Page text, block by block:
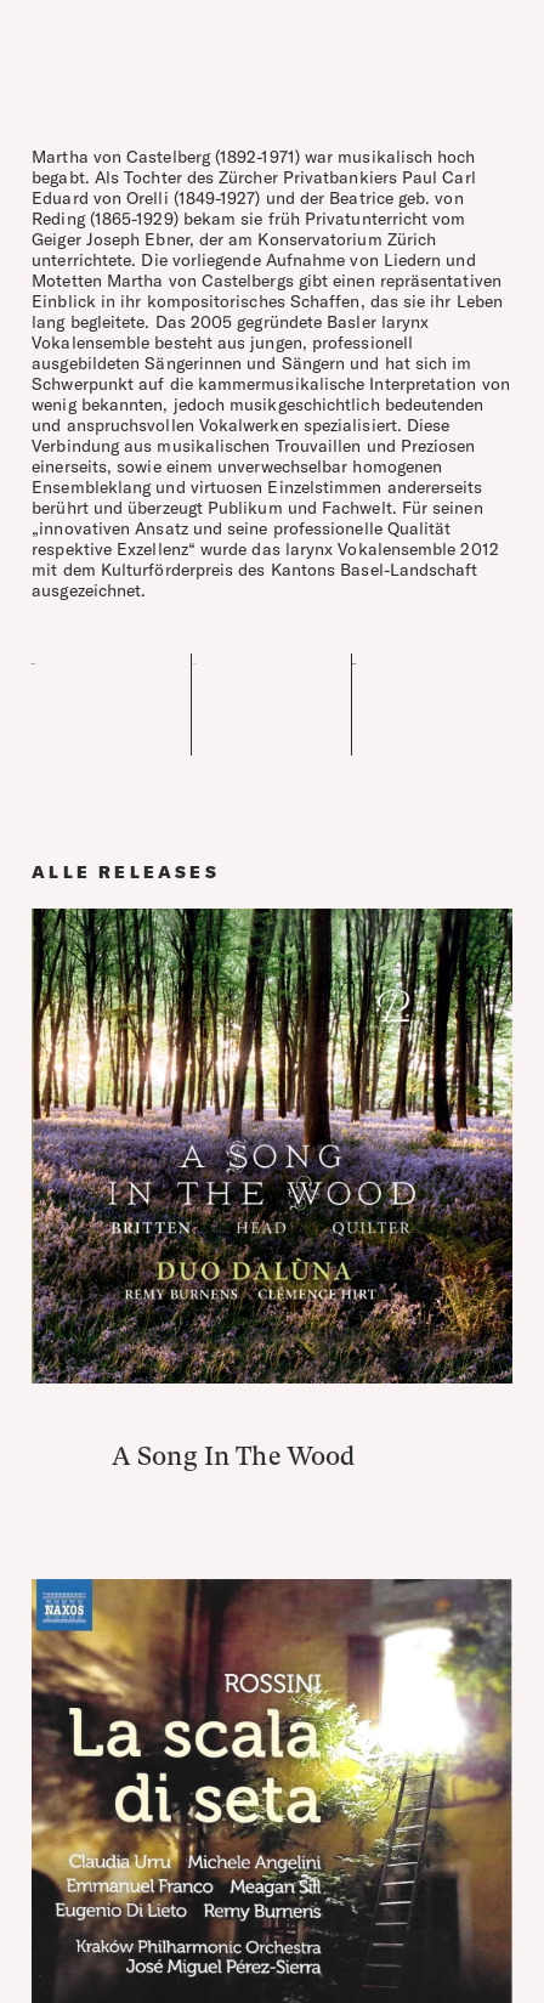
Martha von Castelberg (1892-1971) war musikalisch hoch
begabt. Als Tochter des Zürcher Privatbankiers Paul Carl
Eduard von Orelli (1849-1927) und der Beatrice geb. von
Reding (1865-1929) bekam sie früh Privatunterricht vom
Geiger Joseph Ebner, der am Konservatorium Zürich
unterrichtete. Die vorliegende Aufnahme von Liedern und
Motetten Martha von Castelbergs gibt einen repräsentativen
Einblick in ihr kompositorisches Schaffen, das sie ihr Leben
lang begleitete. Das 2005 gegründete Basler larynx
Vokalensemble besteht aus jungen, professionell
ausgebildeten Sängerinnen und Sängern und hat sich im
Schwerpunkt auf die kammermusikalische Interpretation von
wenig bekannten, jedoch musikgeschichtlich bedeutenden
und anspruchsvollen Vokalwerken spezialisiert. Diese
Verbindung aus musikalischen Trouvaillen und Preziosen
einerseits, sowie einem unverwechselbar homogenen
Ensembleklang und virtuosen Einzelstimmen andererseits
berührt und überzeugt Publikum und Fachwelt. Für seinen
„innovativen Ansatz und seine professionelle Qualität
respektive Exzellenz“ wurde das larynx Vokalensemble 2012
mit dem Kulturförderpreis des Kantons Basel-Landschaft
ausgezeichnet.
ALLE RELEASES
A Song In The Wood